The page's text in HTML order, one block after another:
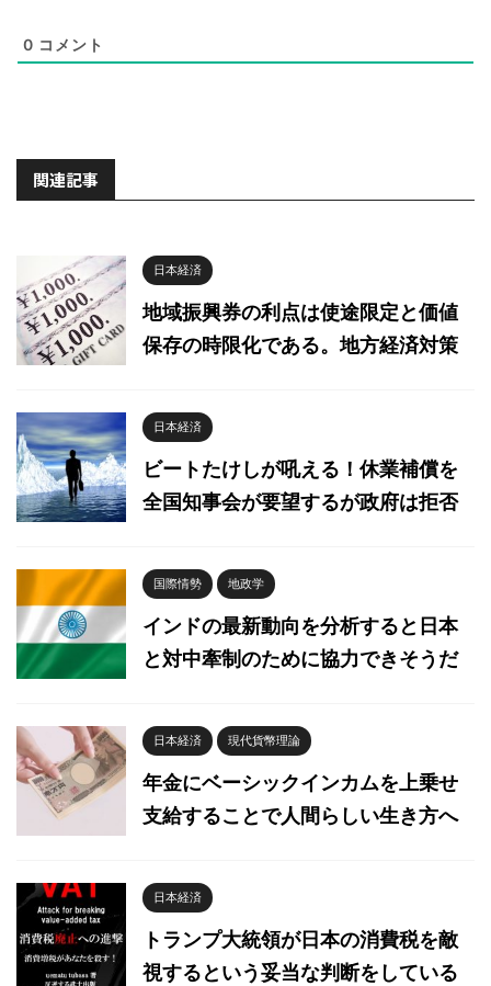
0 コメント
関連記事
日本経済
地域振興券の利点は使途限定と価値
保存の時限化である。地方経済対策
日本経済
ビートたけしが吼える！休業補償を
全国知事会が要望するが政府は拒否
国際情勢 地政学
インドの最新動向を分析すると日本
と対中牽制のために協力できそうだ
日本経済 現代貨幣理論
年金にベーシックインカムを上乗せ
支給することで人間らしい生き方へ
日本経済
トランプ大統領が日本の消費税を敵
視するという妥当な判断をしている